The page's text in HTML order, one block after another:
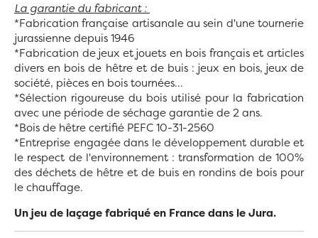
La garantie du fabricant :
*Fabrication française artisanale au sein d'une tournerie
jurassienne depuis 1946
*Fabrication de jeux et jouets en bois français et articles
divers en bois de hêtre et de buis : jeux en bois, jeux de
société, pièces en bois tournées...
*Sélection rigoureuse du bois utilisé pour la fabrication
avec une période de séchage garantie de 2 ans.
*Bois de hêtre certifié PEFC 10-31-2560
*Entreprise engagée dans le développement durable et
le respect de l'environnement : transformation de 100%
des déchets de hêtre et de buis en rondins de bois pour
le chauffage.
Un jeu de laçage fabriqué en France dans le Jura.